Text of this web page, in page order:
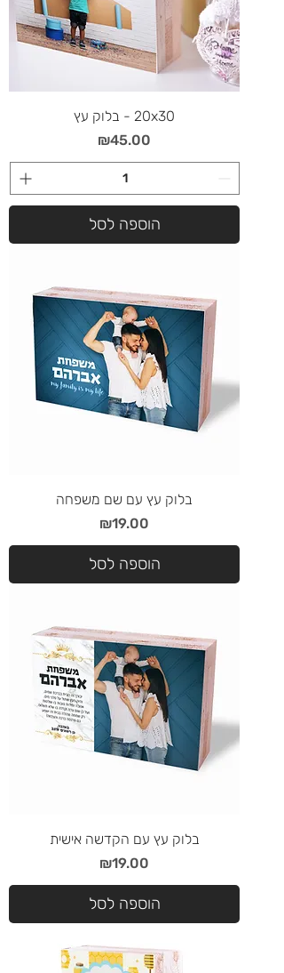
20x30 - בלוק עץ
מחיר
₪45.00
הוספה לסל
בלוק עץ עם שם משפחה
מחיר
₪19.00
הוספה לסל
בלוק עץ עם הקדשה אישית
מחיר
₪19.00
הוספה לסל